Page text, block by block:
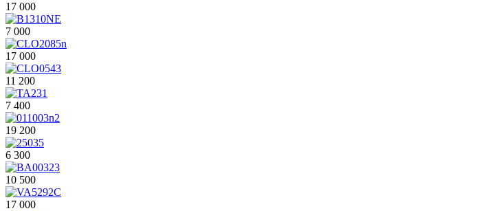
17 000
7 000
17 000
11 200
7 400
19 200
6 300
10 500
17 000